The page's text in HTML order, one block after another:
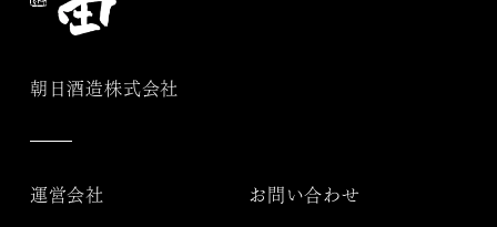
朝日酒造株式会社
運営会社 お問い合わせ